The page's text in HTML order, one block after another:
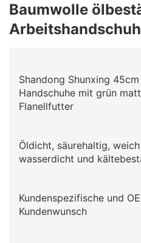
Baumwolle
Shandong Shunxing
Handschuhe mit grün
Flanellfutter
Öldicht, säurehaltig,
wasserdicht und
Kundenspezifische und
Kundenwunsch